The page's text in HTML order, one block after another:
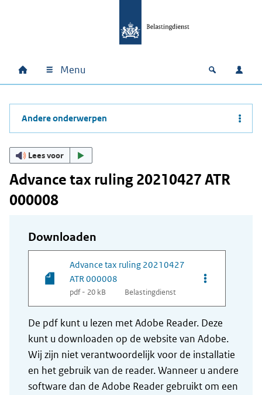
Hoofdnavigatie
Home Menu Open
Andere onderwerpen
Lees voor
Advance tax ruling 20210427 ATR
000008
Downloaden
Advance tax ruling 20210427
ATR 000008
pdf - 20 kB Belastingdienst
Opties van
De pdf kunt u lezen met Adobe Reader. Deze
kunt u downloaden op de website van Adobe.
Wij zijn niet verantwoordelijk voor de installatie
en het gebruik van de reader. Wanneer u andere
software dan de Adobe Reader gebruikt om een